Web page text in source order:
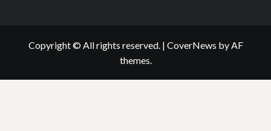
Copyright © All rights reserved. | CoverNews by AF
themes.